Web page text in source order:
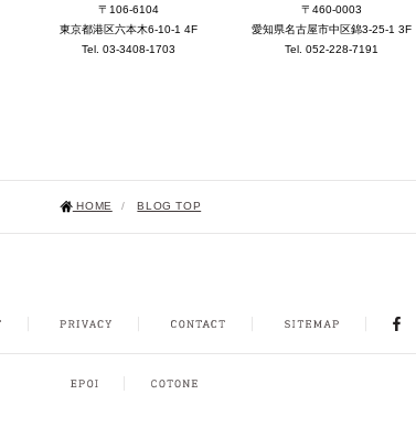
〒106-6104
東京都港区六本木6-10-1 4F
Tel. 03-3408-1703
〒460-0003
愛知県名古屋市中区錦3-25-1 3F
Tel. 052-228-7191
HOME / BLOG TOP